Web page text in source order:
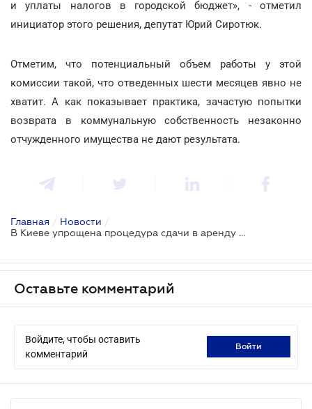
и уплаты налогов в городской бюджет», - отметил
инициатор этого решения, депутат Юрий Сиротюк.
Отметим, что потенциальный объем работы у этой
комиссии такой, что отведенных шести месяцев явно не
хватит. А как показывает практика, зачастую попытки
возврата в коммунальную собственность незаконно
отчужденного имущества не дают результата.
Главная / Новости /
В Киеве упрощена процедура сдачи в аренду коммунального имущества
Оставьте комментарий
Войдите, чтобы оставить
комментарий
войти